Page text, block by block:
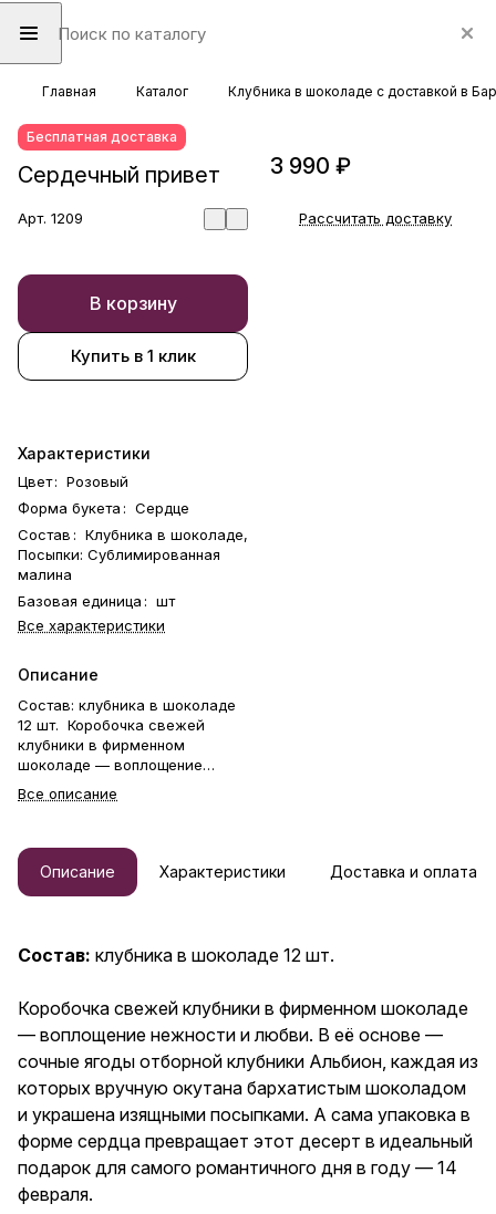
Главная Каталог Клубника в шоколаде с доставкой в
Бесплатная доставка
Сердечный привет
Арт. 1209
В корзину
Купить в 1 клик
Характеристики
Цвет: Розовый
Форма букета : Сердце
Состав : Клубника в шоколаде,
Посыпки: Сублимированная
малина
Базовая единица : шт
Все характеристики
Описание
Состав: клубника в шоколаде
12 шт. Коробочка свежей
клубники в фирменном
шоколаде — воплощение
— сочные ягоды отборной
которых вручную окутана
бархатистым шоколадом и
украшена изящными
подарок для самого
февраля. Это не просто
сладость, а вкусное признание
от чистого сердца, которое
станет прекрасным
дополнением к букету, создав
идеальную гармонию роскоши
и чувственности. В качестве
самостоятельного презента —
это искренний и трогательный
жест, который говорит о
ваших чувствах без слов.
Все описание
3 990 ₽
Рассчитать доставку
Описание Характеристики Доставка и оплата
Состав: клубника в шоколаде 12 шт.
Коробочка свежей клубники в фирменном шоколаде
— воплощение нежности и любви. В её основе —
сочные ягоды отборной клубники Альбион, каждая из
которых вручную окутана бархатистым шоколадом
и украшена изящными посыпками. А сама упаковка в
форме сердца превращает этот десерт в идеальный
подарок для самого романтичного дня в году — 14
февраля.